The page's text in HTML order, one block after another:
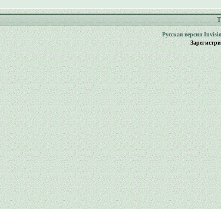
Русская версия